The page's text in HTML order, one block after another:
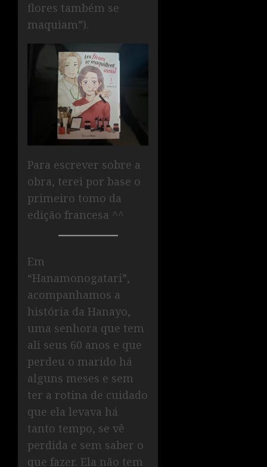
flores também se
maquiam”).
Para escrever sobre a
obra, terei por base o
primeiro tomo da
edição francesa ^^
Em
“Hanamonogatari”,
acompanhamos a
história da Hanayo,
uma senhora que tem
ali seus 60 anos e que
perdeu o marido há
alguns meses e sem
ter a rotina de cuidado
que ela levava há
tanto tempo, se vê
perdida e sem saber o
que fazer. Ela não tem